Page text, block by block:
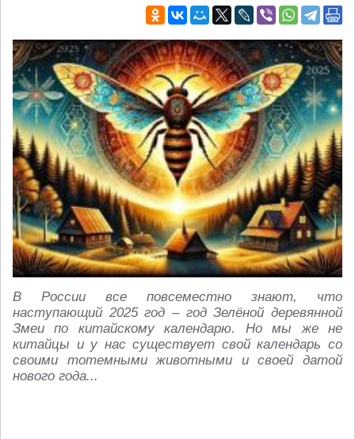
В России все повсеместно знают, что
наступающий 2025 год – год Зелёной деревянной
Змеи по китайскому календарю. Но мы же не
китайцы и у нас существует свой календарь со
своими тотемными животными и своей датой
нового года...